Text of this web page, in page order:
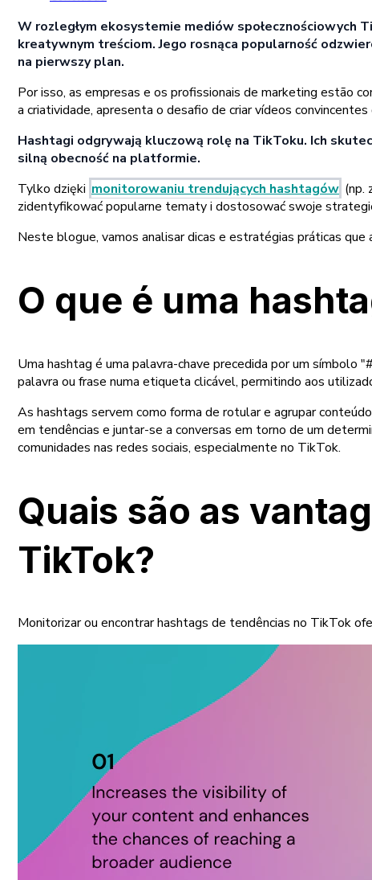
W rozległym ekosystemie mediów społecznościowych
kreatywnym treściom. Jego rosnąca popularność
na pierwszy plan.
Por isso, as empresas e os profissionais de marketing estão
a criatividade, apresenta o desafio de criar vídeos
Hashtagi odgrywają kluczową rolę na TikToku. Ich
silną obecność na platformie.
Tylko dzięki monitorowaniu trendujących hashtagów (np.
zidentyfikować popularne tematy i dostosować swoje
Neste blogue, vamos analisar dicas e estratégias práticas
O que é uma
Uma hashtag é uma palavra-chave precedida por um símbolo
palavra ou frase numa etiqueta clicável, permitindo aos
As hashtags servem como forma de rotular e agrupar
em tendências e juntar-se a conversas em torno de um
comunidades nas redes sociais, especialmente no TikTok.
Quais são as
TikTok?
Monitorizar ou encontrar hashtags de tendências no TikTok